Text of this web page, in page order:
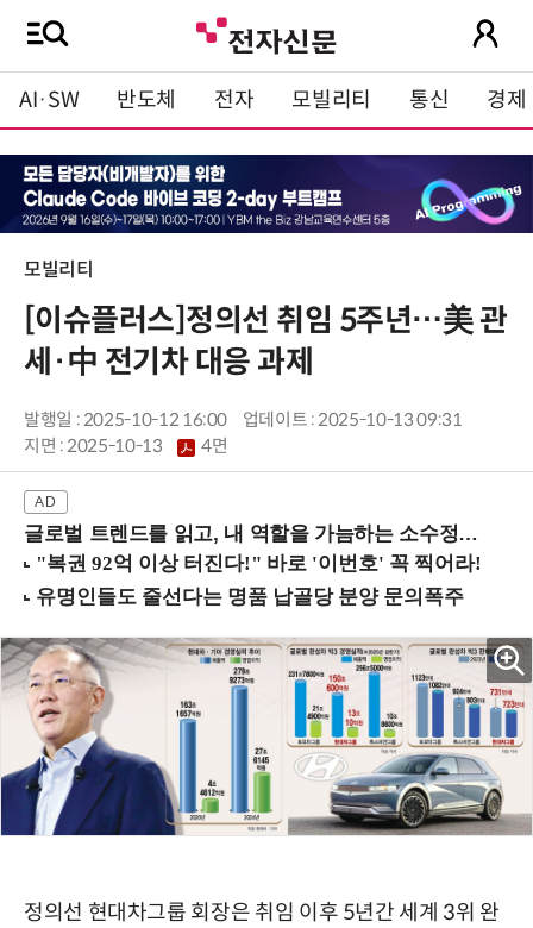
AI·SW 반도체 전자 모빌리티 통신 경제
모빌리티
[이슈플러스]정의선 취임 5주년…美 관
세·中 전기차 대응 과제
발행일 : 2025-10-12 16:00
업데이트 : 2025-10-13 09:31
지면 :2025-10-13 4면
글로벌 트렌드를 읽고, 내 역할을 가늠하는 소수정예 실습 워크숍 (8/28 신논현역)
정의선 현대차그룹 회장은 취임 이후 5년간 세계 3위 완